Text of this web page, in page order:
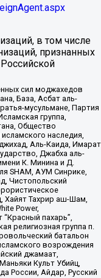
в том числе
признанных
сил моджахедов
База, Асбат аль-
мусульмане, Партия
группа,
Общество
наследия,
Аль-Каида, Имарат
Джабха аль-
К. Минина и Д.
SHAM, АУМ Синрике,
Чистопольский
Хайят Тахрир аш-Шам,
Power,
пахарь”,
религиозная группа п.
батальон
возрождения
джамаат,
Культ Убийц,
России, Айдар, Русский